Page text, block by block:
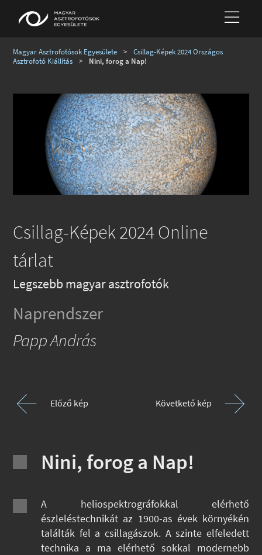
Magyar Asztrofotósok Egyesülete >
Csillag-Képek 2024 Országos
Asztrofotó Kiállítás
> Nini, forog a Nap!
Csillag-Képek 2024 Online
tárlat
Legszebb magyar asztrofotók
Naprendszer
Papp András
Előző kép Követkető kép
Nini, forog a Nap!
A heliospektrográfokkal elérhető
észleléstechnikát az 1900-as évek környékén
találták fel a csillagászok. A szinte elfeledett
technika a ma elérhető sokkal modernebb